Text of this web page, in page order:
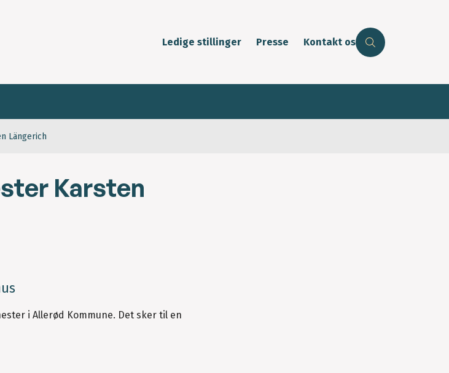
Ledige stillinger Presse Kontakt os
Längerich
Karsten
i Allerød Kommune. Det sker til en